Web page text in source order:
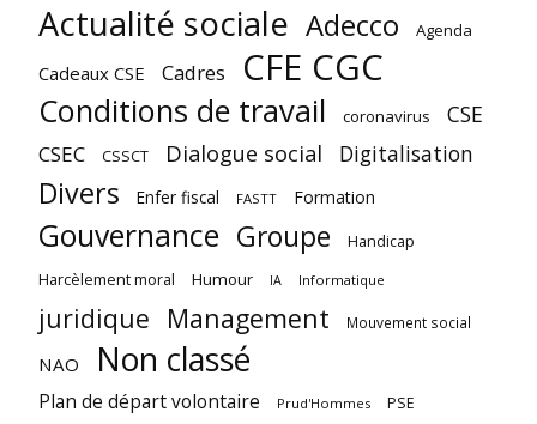
Actualité sociale Adecco Agenda
Cadeaux CSE Cadres CFE CGC
Conditions de travail coronavirus CSE
CSEC CSSCT Dialogue social Digitalisation
Divers Enfer fiscal FASTT Formation
Gouvernance Groupe Handicap
Harcèlement moral Humour IA Informatique
juridique Management Mouvement social
NAO Non classé
Plan de départ volontaire Prud'Hommes PSE